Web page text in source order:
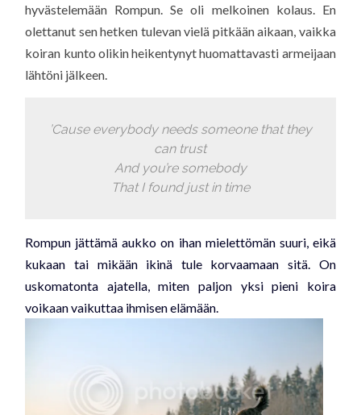
hyvästelemään Rompun. Se oli melkoinen kolaus. En
olettanut sen hetken tulevan vielä pitkään aikaan, vaikka
koiran kunto olikin heikentynyt huomattavasti armeijaan
lähtöni jälkeen.
’Cause everybody needs someone that they
can trust
And you’re somebody
That I found just in time
Rompun jättämä aukko on ihan mielettömän suuri, eikä
kukaan tai mikään ikinä tule korvaamaan sitä. On
uskomatonta ajatella, miten paljon yksi pieni koira
voikaan vaikuttaa ihmisen elämään.